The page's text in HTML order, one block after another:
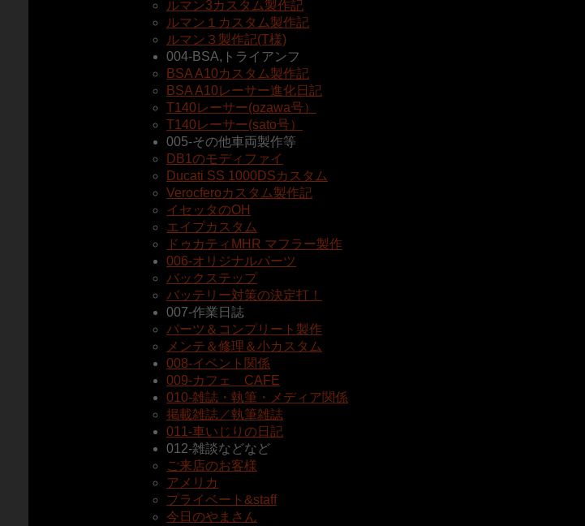
ルマン3カスタム製作記
ルマン１カスタム製作記
ルマン３製作記(T様)
004-BSA,トライアンフ
BSA A10カスタム製作記
BSA A10レーサー進化日記
T140レーサー(ozawa号）
T140レーサー(sato号）
005-その他車両製作等
DB1のモディファイ
Ducati SS 1000DSカスタム
Verocferoカスタム製作記
イセッタのOH
エイプカスタム
ドゥカティMHR マフラー製作
006-オリジナルパーツ
バックステップ
バッテリー対策の決定打！
007-作業日誌
パーツ＆コンプリート製作
メンテ＆修理＆小カスタム
008-イベント関係
009-カフェ CAFE
010-雑誌・執筆・メディア関係
掲載雑誌／執筆雑誌
011-車いじりの日記
012-雑談などなど
ご来店のお客様
アメリカ
プライベート&staff
今日のやまさん